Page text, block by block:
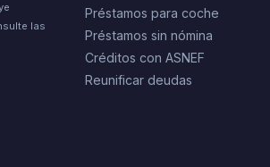
las
Préstamos para coche
Préstamos sin nómina
Créditos con ASNEF
Reunificar deudas